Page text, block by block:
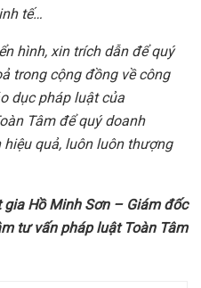
tế…
hình, xin trích dẫn để quý
trong cộng đồng về công
dục pháp luật của
Tâm để quý doanh
quả, luôn luôn thượng
gia Hồ Minh Sơn – Giám đốc
tư vấn pháp luật Toàn Tâm